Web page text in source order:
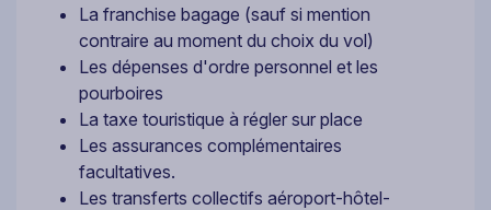
La franchise bagage (sauf si mention
contraire au moment du choix du vol)
Les dépenses d'ordre personnel et les
pourboires
La taxe touristique à régler sur place
Les assurances complémentaires
facultatives.
Les transferts collectifs aéroport-hôtel-